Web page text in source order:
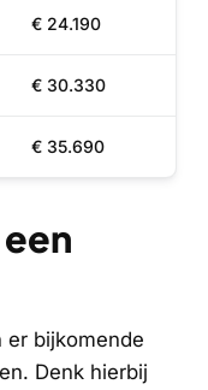
€ 24.190
€ 30.330
€ 35.690
er bijkomende
Denk hierbij